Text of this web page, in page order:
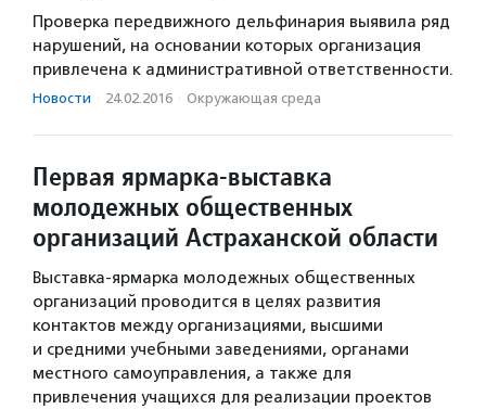
Проверка передвижного дельфинария выявила ряд
нарушений, на основании которых организация
привлечена к административной ответственности.
Новости · 24.02.2016 · Окружающая среда
Первая ярмарка-выставка
молодежных общественных
организаций Астраханской области
Выставка-ярмарка молодежных общественных
организаций проводится в целях развития
контактов между организациями, высшими
и средними учебными заведениями, органами
местного самоуправления, а также для
привлечения учащихся для реализации проектов